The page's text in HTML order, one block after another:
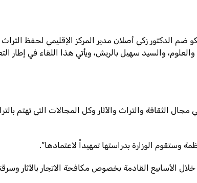
22 أبريل الجاري بوفد من منظمة اليونسكو ضم الدكتور زكي أصلان مدير المركز الإقليمي
والسيد سهيل بالريش، ويأتي هذا اللقاء في إطار
الثقافة والتراث والآثار وكل المجالات التي تهتم
وستقوم الوزارة بدراستها تمهيداً لاعتمادها”.
الأسابيع القادمة بخصوص مكافحة الاتجار بالآثار